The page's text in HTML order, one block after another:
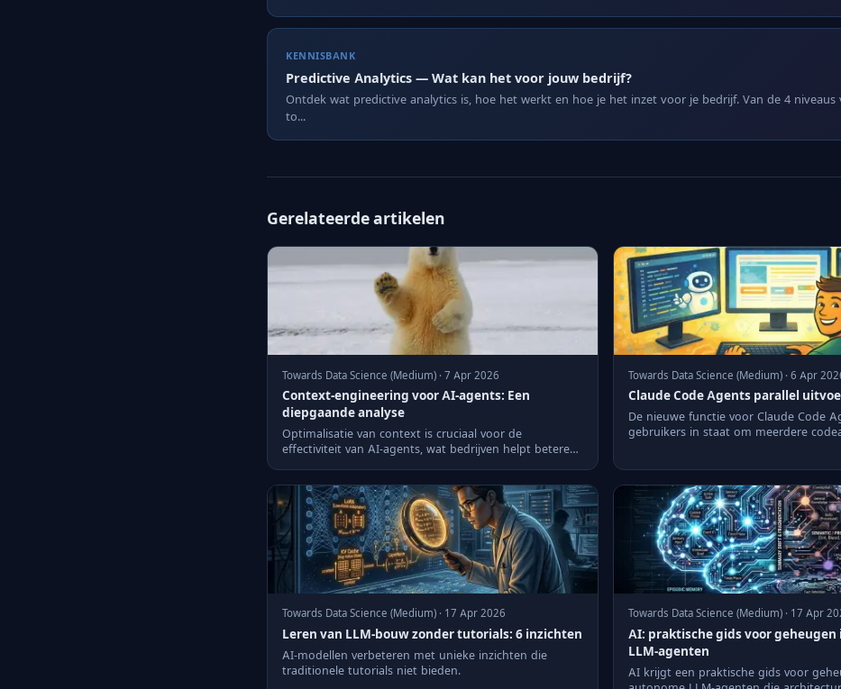
KENNISBANK
Predictive Analytics — Wat kan het voor jouw bedrijf?
Ontdek wat predictive analytics is, hoe het werkt en hoe je het inzet voor je bedrijf. Van de 4 niveaus
to...
Gerelateerde artikelen
Towards Data Science (Medium) · 7 Apr 2026
Context-engineering voor AI-agents: Een
diepgaande analyse
Optimalisatie van context is cruciaal voor de
effectiviteit van AI-agents, wat bedrijven helpt betere
Towards Data Science (Medium) · 6 Apr
Claude Code Agents parallel
De nieuwe functie voor Claude Code
gebruikers in staat om meerdere
Towards Data Science (Medium) · 17 Apr 2026
Leren van LLM-bouw zonder tutorials: 6 inzichten
AI-modellen verbeteren met unieke inzichten die
traditionele tutorials niet bieden.
Towards Data Science (Medium) · 17 Apr
AI: praktische gids voor geheugen
LLM-agenten
AI krijgt een praktische gids voor